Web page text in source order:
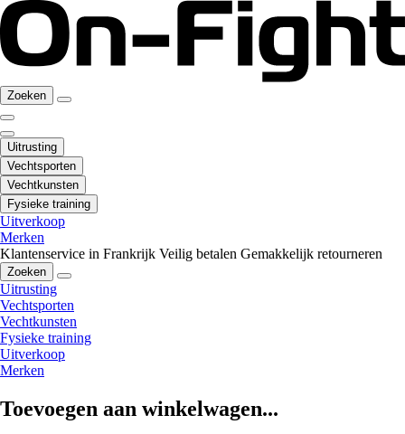
Zoeken
Uitrusting
Vechtsporten
Vechtkunsten
Fysieke training
Uitverkoop
Merken
Klantenservice in Frankrijk Veilig betalen Gemakkelijk retourneren
Zoeken
Uitrusting
Vechtsporten
Vechtkunsten
Fysieke training
Uitverkoop
Merken
Toevoegen aan winkelwagen...